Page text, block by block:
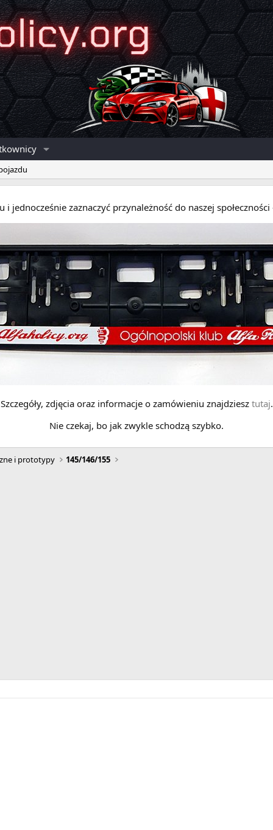
i jednocześnie zaznaczyć przynależność do naszej
Szczegóły, zdjęcia oraz informacje o zamówieniu znajdziesz tutaj.
Nie czekaj, bo jak zwykle schodzą szybko.
i prototypy 145/146/155